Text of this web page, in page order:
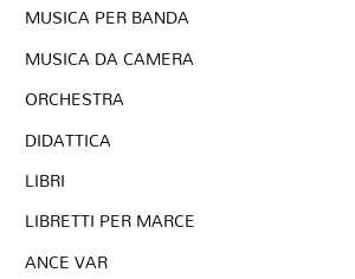
MUSICA PER BANDA
MUSICA DA CAMERA
ORCHESTRA
DIDATTICA
LIBRI
LIBRETTI PER MARCE
ANCE VAR